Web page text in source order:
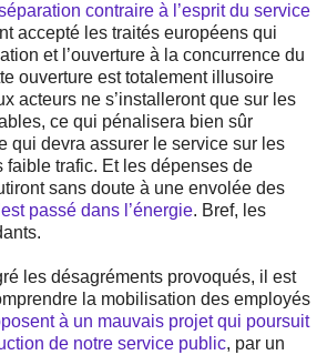
contraire à l’esprit du service
accepté les traités européens qui
et l’ouverture à la concurrence du
ouverture est totalement illusoire
acteurs ne s’installeront que sur les
ce qui pénalisera bien sûr
qui devra assurer le service sur les
faible trafic. Et les dépenses de
sans doute à une envolée des
passé dans l’énergie. Bref, les
les désagréments provoqués, il est
la mobilisation des employés
à un mauvais projet qui poursuit
de notre service public, par un